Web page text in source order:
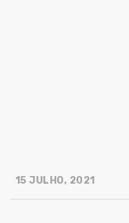
15 JULHO, 2021